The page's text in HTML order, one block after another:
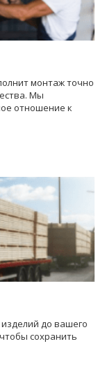
монтаж точно
Мы
отношение к
до вашего
сохранить